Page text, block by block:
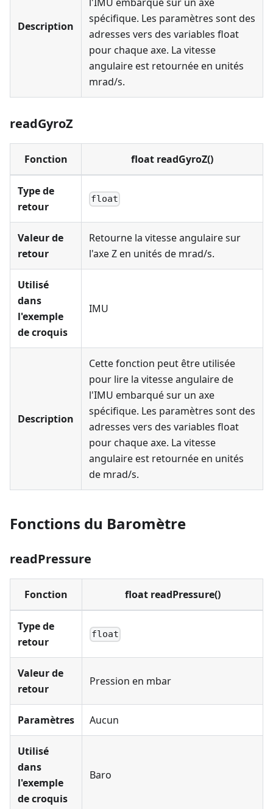
Description
spécifique. Les paramètres sont des
adresses vers des variables float
pour chaque axe. La vitesse
angulaire est retournée en unités
mrad/s.
readGyroZ
Fonction float readGyroZ()
Type de
retour
float
Valeur de
retour
Retourne la vitesse angulaire sur
l'axe Z en unités de mrad/s.
Utilisé
dans
l'exemple
de croquis
IMU
Description
Cette fonction peut être utilisée
pour lire la vitesse angulaire de
l'IMU embarqué sur un axe
spécifique. Les paramètres sont des
adresses vers des variables float
pour chaque axe. La vitesse
angulaire est retournée en unités
de mrad/s.
Fonctions du Baromètre
readPressure
Fonction float readPressure()
Type de
retour
float
Valeur de
retour
Pression en mbar
Paramètres Aucun
Utilisé
dans
l'exemple
de croquis
Baro